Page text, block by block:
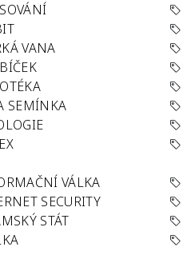
VANA
SEMÍNKA
VÁLKA
SECURITY
STÁT